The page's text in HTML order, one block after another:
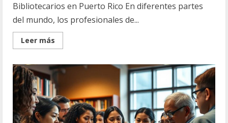
Bibliotecarios en Puerto Rico En diferentes partes
del mundo, los profesionales de...
Leer más
more
de
encuentros
anuales
bibliotecarios
en
Puerto
Rico